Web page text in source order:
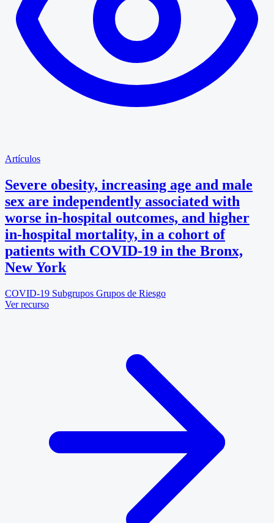
Artículos
Severe obesity, increasing age and male
sex are independently associated with
worse in-hospital outcomes, and higher
in-hospital mortality, in a cohort of
patients with COVID-19 in the Bronx,
New York
COVID-19 Subgrupos Grupos de Riesgo
Ver recurso